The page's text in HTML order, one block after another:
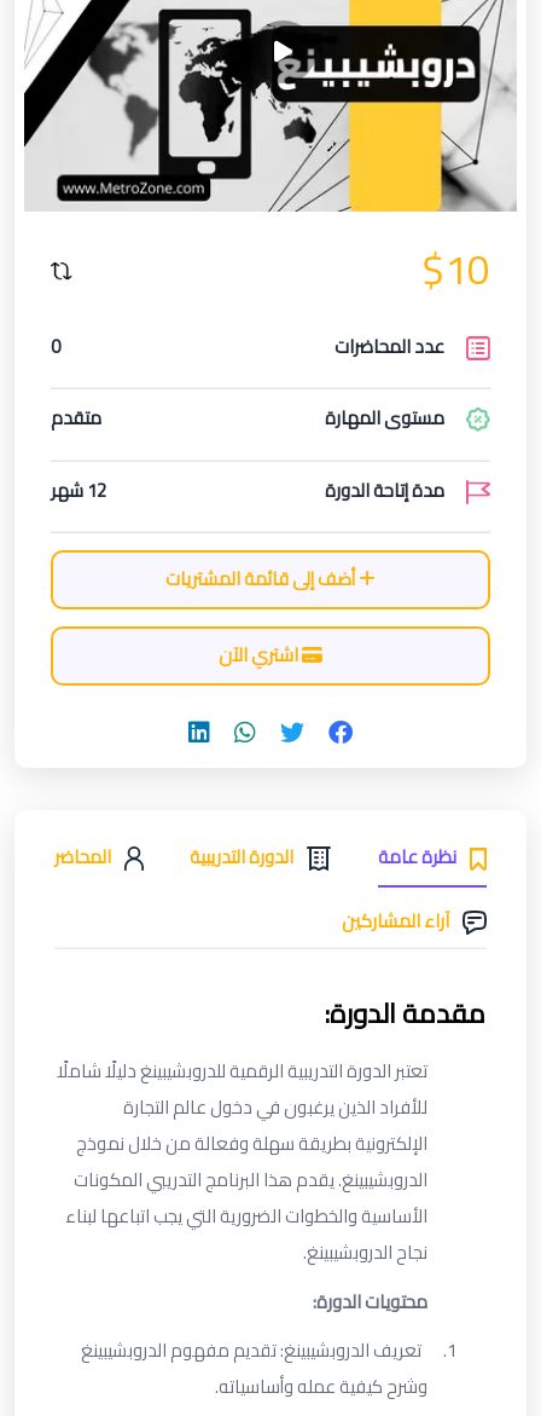
نظرة عامة الدورة التدريبية
المحاضر
آراء المشاركين
مقدمة الدورة:
تعتبر الدورة التدريبية الرقمية للدروبشيبينغ دليلًا شاملًا
للأفراد الذين يرغبون في دخول عالم التجارة
الإلكترونية بطريقة سهلة وفعالة من خلال نموذج
الدروبشيبينغ. يقدم هذا البرنامج التدريبي المكونات
الأساسية والخطوات الضرورية التي يجب اتباعها لبناء
نجاح الدروبشيبينغ.
محتويات الدورة:
1.
تعريف الدروبشيبينغ: تقديم مفهوم الدروبشيبينغ
وشرح كيفية عمله وأساسياته.
$10
عدد المحاضرات 0
مستوى المهارة متقدم
مدة إتاحة الدورة 12 شهر
أضف إلى قائمة المشتريات
اشتري الآن